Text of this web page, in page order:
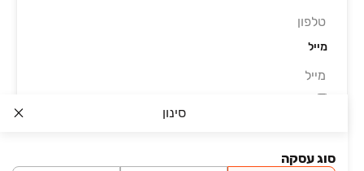
סינון
סוג עסקה
מייל
אני מאשר/ת את התקנון ומדיניות הפרטיות באתר